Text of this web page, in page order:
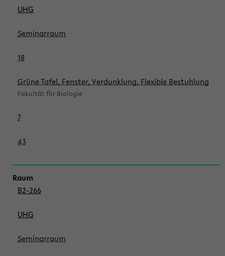
UHG
Seminarraum
18
Grüne Tafel, Fenster, Verdunklung, Flexible Bestuhlung
Fakultät für Biologie
7
43
B2-266
UHG
Seminarraum